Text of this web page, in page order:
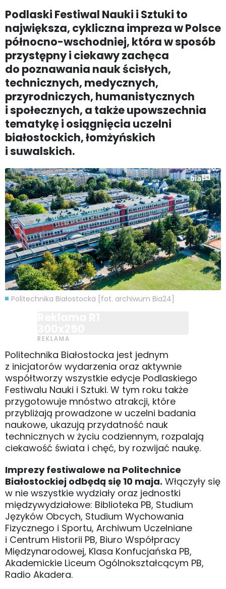
Podlaski Festiwal Nauki i Sztuki to
największa, cykliczna impreza w Polsce
północno-wschodniej, która w sposób
przystępny i ciekawy zachęca
do poznawania nauk ścisłych,
technicznych, medycznych,
przyrodniczych, humanistycznych
i społecznych, a także upowszechnia
tematykę i osiągnięcia uczelni
białostockich, łomżyńskich
i suwalskich.
Politechnika Białostocka [fot. archiwum Bia24]
Politechnika Białostocka jest jednym
z inicjatorów wydarzenia oraz aktywnie
współtworzy wszystkie edycje Podlaskiego
Festiwalu Nauki i Sztuki. W tym roku także
przygotowuje mnóstwo atrakcji, które
przybliżają prowadzone w uczelni badania
naukowe, ukazują przydatność nauk
technicznych w życiu codziennym, rozpalają
ciekawość świata i chęć, by rozwijać naukę.
Imprezy festiwalowe na Politechnice
Białostockiej odbędą się 10 maja. Włączyły się
w nie wszystkie wydziały oraz jednostki
międzywydziałowe: Biblioteka PB, Studium
Języków Obcych, Studium Wychowania
Fizycznego i Sportu, Archiwum Uczelniane
i Centrum Historii PB, Biuro Współpracy
Międzynarodowej, Klasa Konfucjańska PB,
Akademickie Liceum Ogólnokształcącym PB,
Radio Akadera.